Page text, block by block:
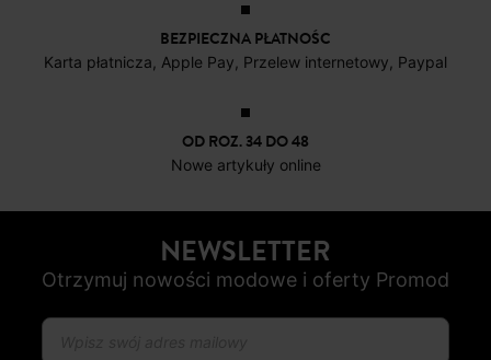
BEZPIECZNA PŁATNOŚC
Karta płatnicza, Apple Pay, Przelew internetowy, Paypal
OD ROZ. 34 DO 48
Nowe artykuły online
NEWSLETTER
Otrzymuj nowości modowe i oferty Promod